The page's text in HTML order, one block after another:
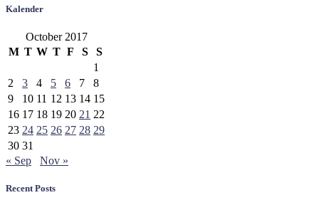
Kalender
October 2017
M T W T F S
S
1
2
3 4 5 6 7
8
9
10 11 12 13 14 15
16 17 18 19 20 21 22
23 24 25 26 27 28 29
30 31
« Sep
Nov »
Recent Posts